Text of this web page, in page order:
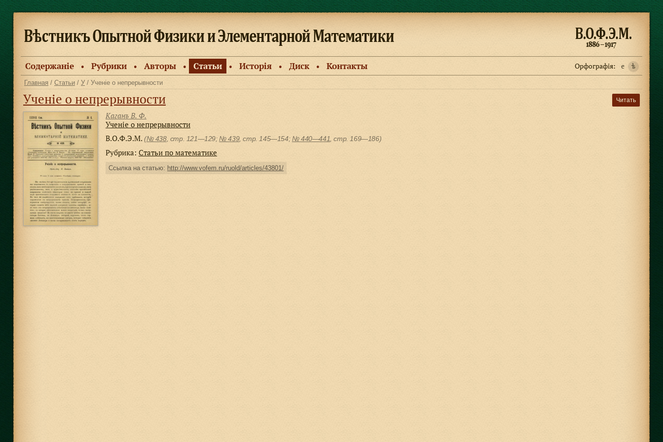
Содержанiе ● Рубрики ● Авторы ● Статьи ● Исторiя ● Диск ● Контакты Орфографiя: e ѣ
Главная / Статьи / У / Ученiе о непрерывности
Читать
Ученiе о непрерывности
Каганъ В. Ф.
Ученiе о непрерывности
В.О.Ф.Э.М. (№ 438, стр. 121—129; № 439, cтр. 145—154; № 440—441 , cтр. 169—186)
Рубрика: Статьи по математике
Ссылка на статью: http://www.vofem.ru/ruold/articles/43801/